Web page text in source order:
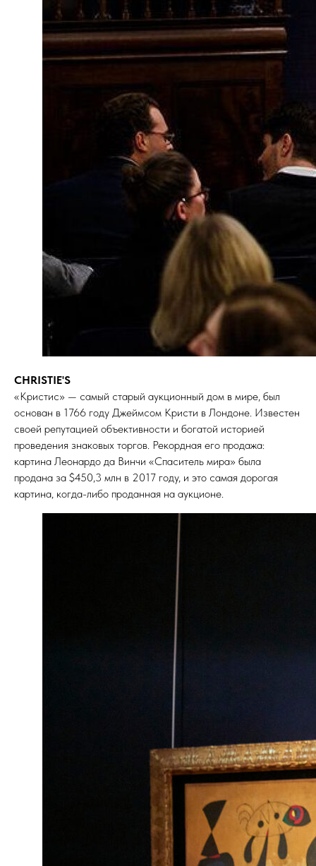
CHRISTIE'S
«Кристиc» — самый старый аукционный дом в мире, был
основан в 1766 году Джеймсом Кристи в Лондоне. Известен
своей репутацией объективности и богатой историей
проведения знаковых торгов. Рекордная его продажа:
картина Леонардо да Винчи «Спаситель мира» была
продана за $450,3 млн в 2017 году, и это самая дорогая
картина, когда-либо проданная на аукционе.